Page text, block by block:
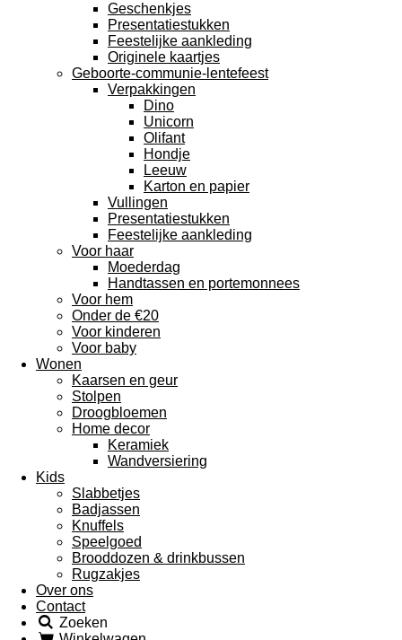
Geschenkjes
Presentatiestukken
Feestelijke aankleding
Originele kaartjes
Geboorte-communie-lentefeest
Verpakkingen
Dino
Unicorn
Olifant
Hondje
Leeuw
Karton en papier
Vullingen
Presentatiestukken
Feestelijke aankleding
Voor haar
Moederdag
Handtassen en portemonnees
Voor hem
Onder de €20
Voor kinderen
Voor baby
Wonen
Kaarsen en geur
Stolpen
Droogbloemen
Home decor
Keramiek
Wandversiering
Kids
Slabbetjes
Badjassen
Knuffels
Speelgoed
Brooddozen & drinkbussen
Rugzakjes
Over ons
Contact
Zoeken